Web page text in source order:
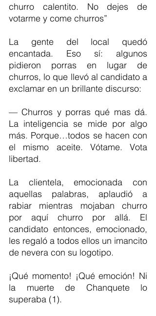
churro calentito. No dejes de
votarme y come churros”
La gente del local quedó
encantada. Eso sí: algunos
pidieron porras en lugar de
churros, lo que llevó al candidato a
exclamar en un brillante discurso:
— Churros y porras qué mas dá.
La inteligencia se mide por algo
más. Porque…todos se hacen con
el mismo aceite. Vótame. Vota
libertad.
La clientela, emocionada con
aquellas palabras, aplaudió a
rabiar mientras mojaban churro
por aquí churro por allá. El
candidato entonces, emocionado,
les regaló a todos ellos un imancito
de nevera con su logotipo.
¡Qué momento! ¡Qué emoción! Ni
la muerte de Chanquete lo
superaba (1).